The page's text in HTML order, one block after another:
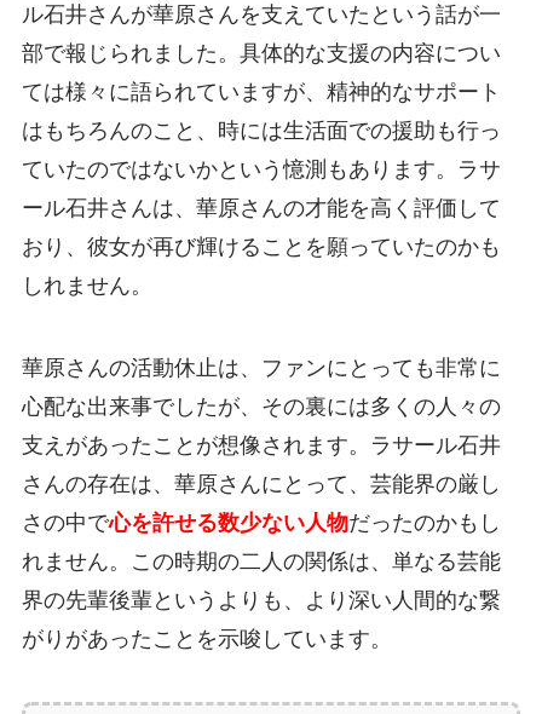
ル石井さんが華原さんを支えていたという話が一
部で報じられました。具体的な支援の内容につい
ては様々に語られていますが、精神的なサポート
はもちろんのこと、時には生活面での援助も行っ
ていたのではないかという憶測もあります。ラサ
ール石井さんは、華原さんの才能を高く評価して
おり、彼女が再び輝けることを願っていたのかも
しれません。
華原さんの活動休止は、ファンにとっても非常に
心配な出来事でしたが、その裏には多くの人々の
支えがあったことが想像されます。ラサール石井
さんの存在は、華原さんにとって、芸能界の厳し
さの中で心を許せる数少ない人物だったのかもし
れません。この時期の二人の関係は、単なる芸能
界の先輩後輩というよりも、より深い人間的な繋
がりがあったことを示唆しています。